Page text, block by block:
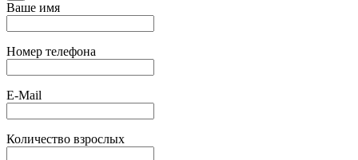
Ваше имя
Номер телефона
E-Mail
Количество взрослых